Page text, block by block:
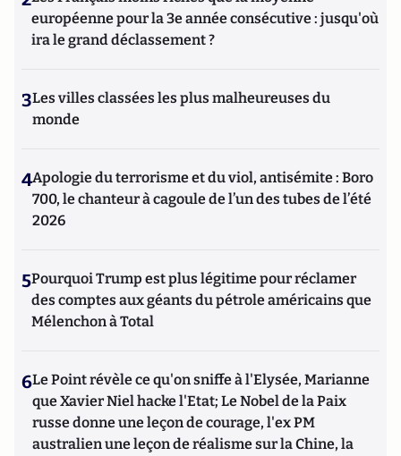
européenne pour la 3e année consécutive : jusqu'où
ira le grand déclassement ?
3Les villes classées les plus malheureuses du
monde
4Apologie du terrorisme et du viol, antisémite : Boro
700, le chanteur à cagoule de l’un des tubes de l’été
2026
5Pourquoi Trump est plus légitime pour réclamer
des comptes aux géants du pétrole américains que
Mélenchon à Total
6Le Point révèle ce qu'on sniffe à l'Elysée, Marianne
que Xavier Niel hacke l'Etat; Le Nobel de la Paix
russe donne une leçon de courage, l'ex PM
australien une leçon de réalisme sur la Chine, la